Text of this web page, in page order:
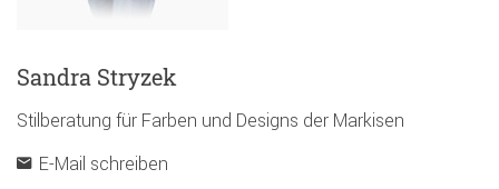
Sandra Stryzek
Stilberatung für Farben und Designs der Markisen
E-Mail schreiben